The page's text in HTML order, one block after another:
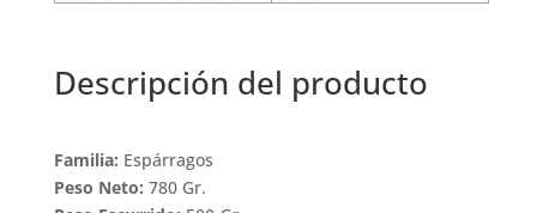
Descripción del producto
Familia: Espárragos
Peso Neto: 780 Gr.